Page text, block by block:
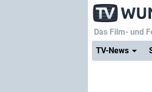
Das Film- und
TV-News